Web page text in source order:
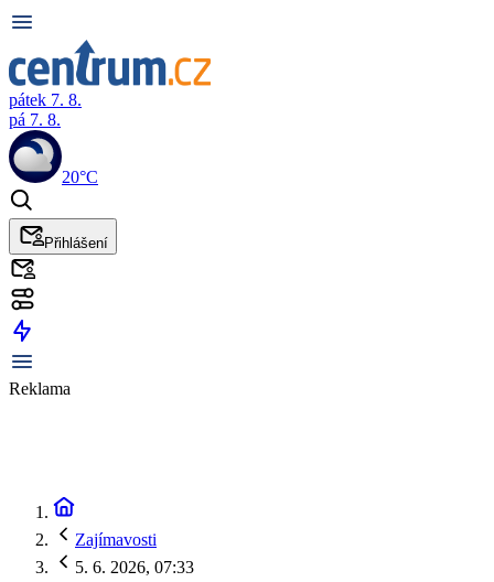
pátek 7. 8.
pá 7. 8.
20°C
Přihlášení
Reklama
Zajímavosti
5. 6. 2026, 07:33